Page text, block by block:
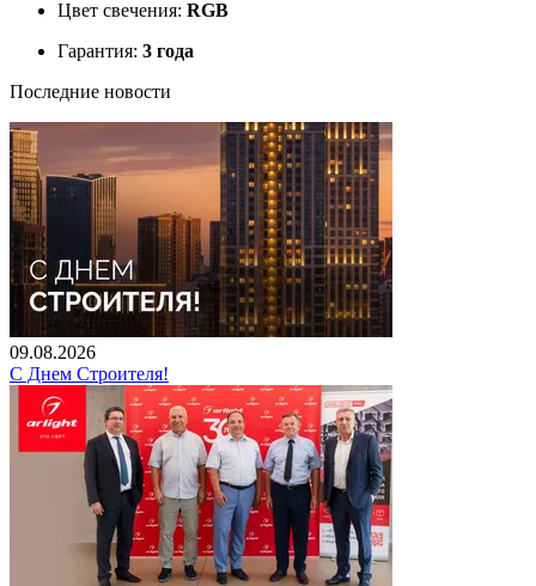
Цвет свечения: RGB
Гарантия: 3 года
Последние новости
09.08.2026
С Днем Строителя!